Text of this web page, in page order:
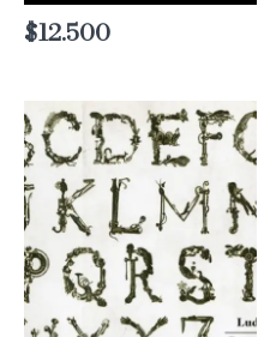
$12.500